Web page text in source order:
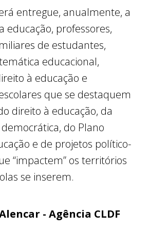
entregue, anualmente, a
educação, professores,
de estudantes,
educacional,
à educação e
que se destaquem
direito à educação, da
do Plano
e de projetos político-
“impactem” os territórios
se inserem.
- Agência CLDF